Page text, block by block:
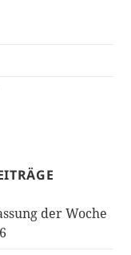
der Woche